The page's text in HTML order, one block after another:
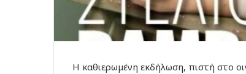
Η καθιερωμένη εκδήλωση, πιστή στο